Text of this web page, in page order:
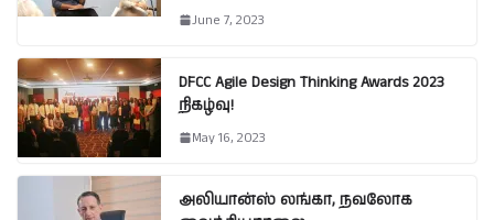
June 7, 2023
DFCC Agile Design Thinking Awards 2023
நிகழ்வு!
May 16, 2023
அலியான்ஸ் லங்கா, நவலோக